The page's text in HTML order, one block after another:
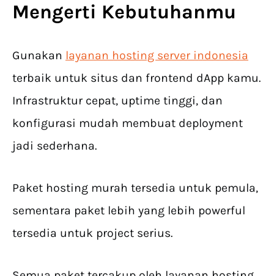
Mengerti Kebutuhanmu
Gunakan layanan hosting server indonesia
terbaik untuk situs dan frontend dApp kamu.
Infrastruktur cepat, uptime tinggi, dan
konfigurasi mudah membuat deployment
jadi sederhana.
Paket hosting murah tersedia untuk pemula,
sementara paket lebih yang lebih powerful
tersedia untuk project serius.